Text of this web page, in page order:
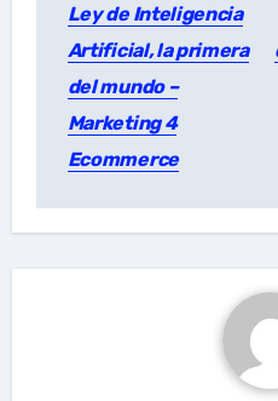
Ley de Inteligencia
Artificial, la primera
del mundo –
Marketing 4
Ecommerce